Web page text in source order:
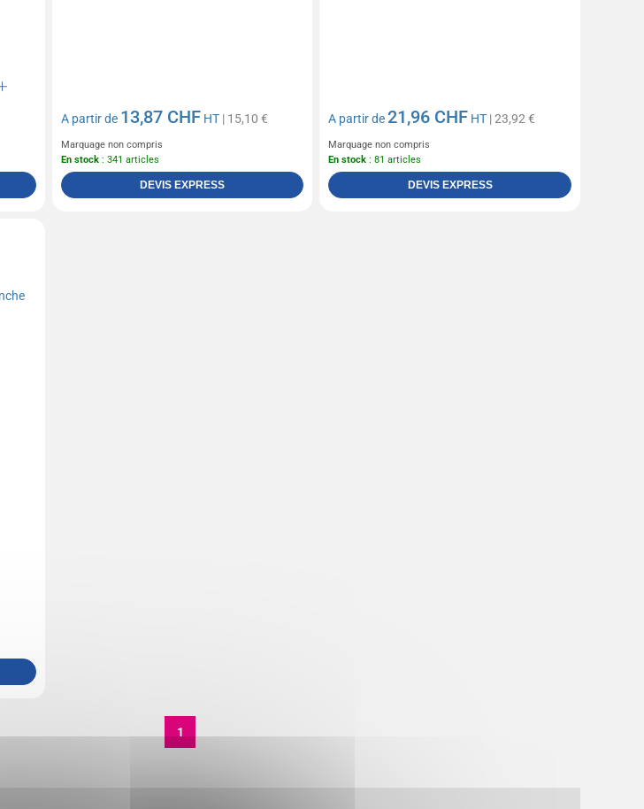
A partir de 13,87 CHF HT| 15,10 €
Marquage non compris
En stock: 341 articles
DEVIS EXPRESS
A partir de21,96 CHF HT | 23,92 €
Marquage non compris
En stock : 81 articles
DEVIS EXPRESS
1